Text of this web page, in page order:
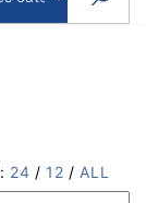
24 / 12 / ALL